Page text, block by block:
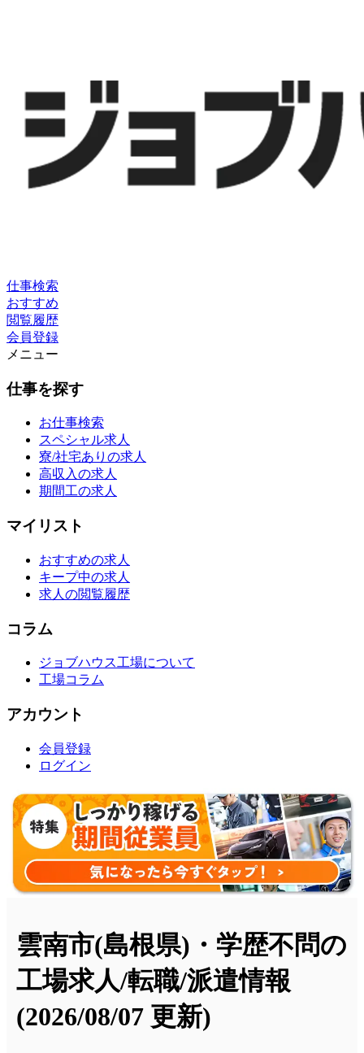
仕事検索
おすすめ
閲覧履歴
会員登録
メニュー
仕事を探す
お仕事検索
スペシャル求人
寮/社宅ありの求人
高収入の求人
期間工の求人
マイリスト
おすすめの求人
キープ中の求人
求人の閲覧履歴
コラム
ジョブハウス工場について
工場コラム
アカウント
会員登録
ログイン
雲南市(島根県)・学歴不問の
工場求人/転職/派遣情報
(2026/08/07 更新)